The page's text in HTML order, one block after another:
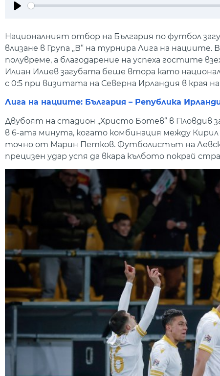
Националният отбор на България по футбол
влизане в Група „В“ на турнира Лига на
полувреме, а благодарение на успеха гостите
Илиан Илиев загубата беше втора като
с 0:5 при визитата на Северна Ирландия в края
Лига на нациите: България – Република
Двубоят на стадион „Христо Ботев“ в Пловдив
в 6-ата минута, когато комбинация между
точно от Марин Петков. Футболистът на
прецизен удар успя да вкара кълбото покрай